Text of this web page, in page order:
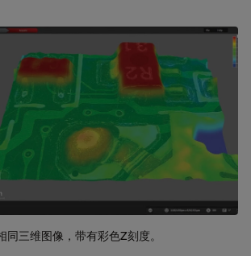
同三维图像，带有彩色Z刻度。